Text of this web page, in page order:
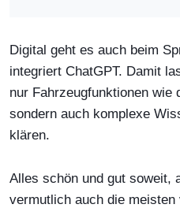
Digital geht es auch beim
integriert ChatGPT. Damit
nur Fahrzeugfunktionen wie
sondern auch komplexe
klären.
Alles schön und gut soweit,
vermutlich auch die